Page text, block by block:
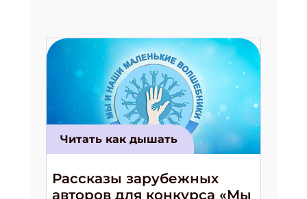
Читать как дышать
Рассказы зарубежных
авторов для конкурса «Мы